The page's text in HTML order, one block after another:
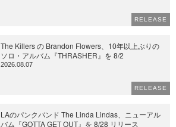
RELEASE
The Killers の Brandon Flowers、10年以上ぶりの
ソロ・アルバム『THRASHER』を 8/2
2026.08.07
RELEASE
LAのパンクバンド The Linda Lindas、ニューアル
バム『GOTTA GET OUT』を 8/28 リリース